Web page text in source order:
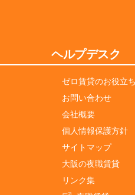
ヘルプデスク
ゼロ賃貸のお役立
お問い合わせ
会社概要
個人情報保護方針
サイトマップ
大阪の夜職賃貸
リンク集